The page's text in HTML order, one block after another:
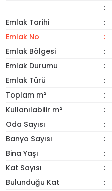
Emlak Tarihi
Emlak No
Emlak Bölgesi
Emlak Durumu
Emlak Türü
Toplam m²
Kullanılabilir m²
Oda Sayısı
Banyo Sayısı
Bina Yaşı
Kat Sayısı
Bulunduğu Kat